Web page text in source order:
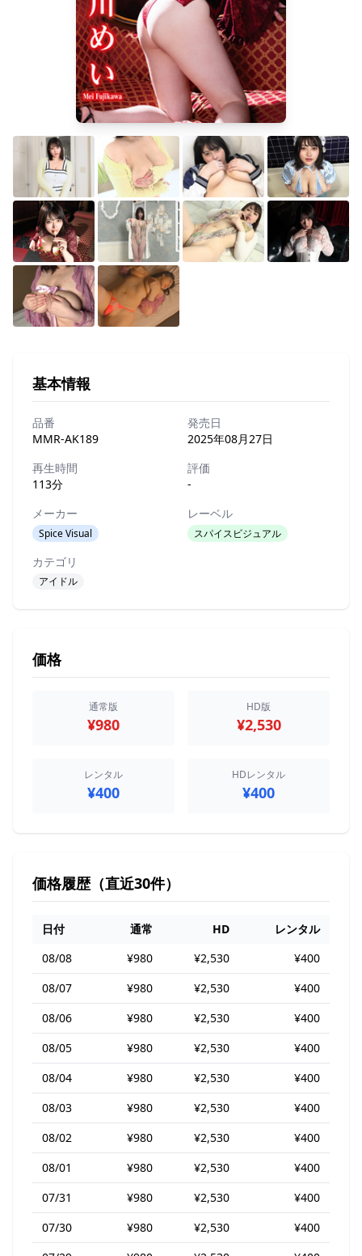
基本情報
品番
MMR-AK189
発売日
2025年08月27日
再生時間
113分
評価
-
メーカー
Spice Visual
レーベル
スパイスビジュアル
カテゴリ
アイドル
価格
通常版
¥980
HD版
¥2,530
レンタル
¥400
HDレンタル
¥400
価格履歴（直近30件）
日付 通常 HD
レンタル
08/08
¥980 ¥2,530
¥400
08/07
¥980 ¥2,530
¥400
08/06
¥980 ¥2,530
¥400
08/05
¥980 ¥2,530
¥400
08/04
¥980 ¥2,530
¥400
08/03
¥980 ¥2,530
¥400
08/02
¥980 ¥2,530
¥400
08/01
¥980 ¥2,530
¥400
07/31
¥980 ¥2,530
¥400
07/30
¥980 ¥2,530
¥400